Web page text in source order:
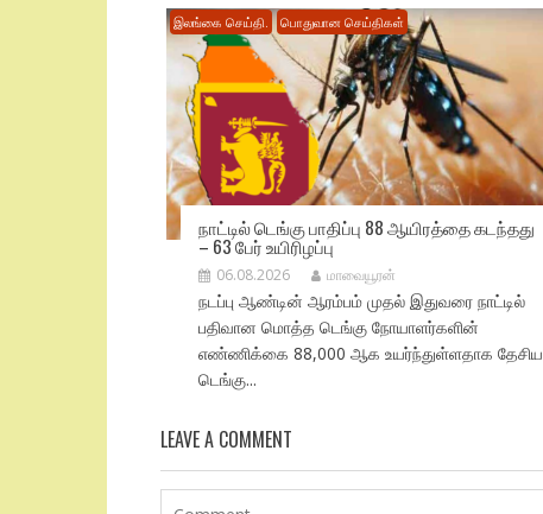
இலங்கை செய்தி. பொதுவான செய்திகள்
நாட்டில் டெங்கு பாதிப்பு 88 ஆயிரத்தை கடந்தது
– 63 பேர் உயிரிழப்பு
06.08.2026 மாவையூரன்
நடப்பு ஆண்டின் ஆரம்பம் முதல் இதுவரை நாட்டில்
பதிவான மொத்த டெங்கு நோயாளர்களின்
எண்ணிக்கை 88,000 ஆக உயர்ந்துள்ளதாக தேசிய
டெங்கு...
LEAVE A COMMENT